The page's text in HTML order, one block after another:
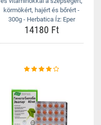
körmökért, hajért és bőrért -
300g - Herbatica Íz: Eper
14180 Ft